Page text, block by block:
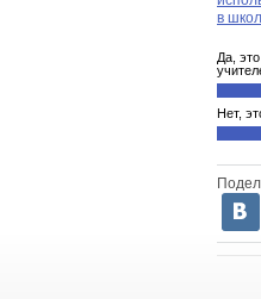
в
Да,
Нет,